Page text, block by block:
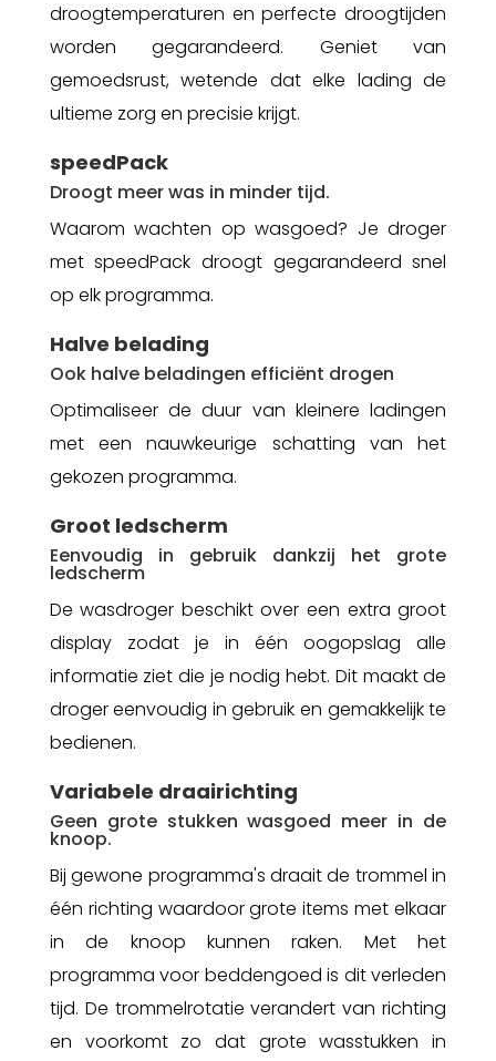
droogtemperaturen en perfecte droogtijden
worden gegarandeerd. Geniet van
gemoedsrust, wetende dat elke lading de
ultieme zorg en precisie krijgt.
speedPack
Droogt meer was in minder tijd.
Waarom wachten op wasgoed? Je droger
met speedPack droogt gegarandeerd snel
op elk programma.
Halve belading
Ook halve beladingen efficiënt drogen
Optimaliseer de duur van kleinere ladingen
met een nauwkeurige schatting van het
gekozen programma.
Groot ledscherm
Eenvoudig in gebruik dankzij het grote
ledscherm
De wasdroger beschikt over een extra groot
display zodat je in één oogopslag alle
informatie ziet die je nodig hebt. Dit maakt de
droger eenvoudig in gebruik en gemakkelijk te
bedienen.
Variabele draairichting
Geen grote stukken wasgoed meer in de
knoop.
Bij gewone programma's draait de trommel in
één richting waardoor grote items met elkaar
in de knoop kunnen raken. Met het
programma voor beddengoed is dit verleden
tijd. De trommelrotatie verandert van richting
en voorkomt zo dat grote wasstukken in